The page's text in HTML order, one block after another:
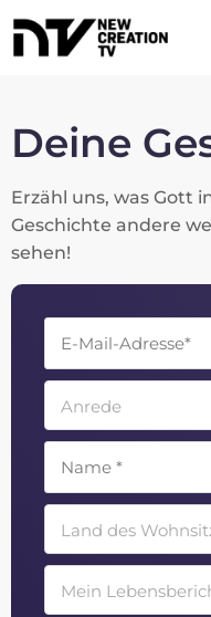
Deine
Erzähl uns, was Gott
Geschichte andere
sehen!
Anrede
Land des
Mein